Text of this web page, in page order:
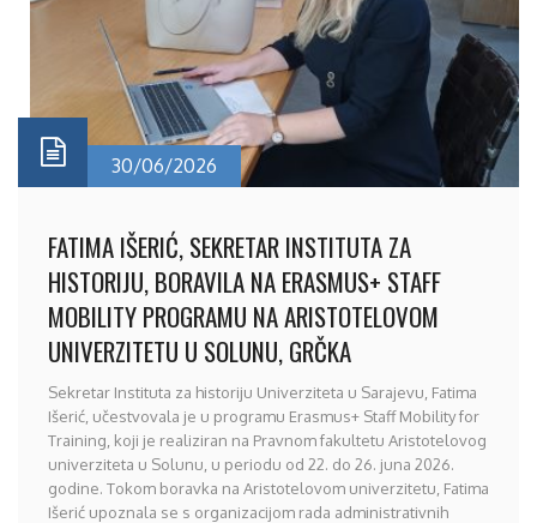
30/06/2026
FATIMA IŠERIĆ, SEKRETAR INSTITUTA ZA
HISTORIJU, BORAVILA NA ERASMUS+ STAFF
MOBILITY PROGRAMU NA ARISTOTELOVOM
UNIVERZITETU U SOLUNU, GRČKA
Sekretar Instituta za historiju Univerziteta u Sarajevu, Fatima
Išerić, učestvovala je u programu Erasmus+ Staff Mobility for
Training, koji je realiziran na Pravnom fakultetu Aristotelovog
univerziteta u Solunu, u periodu od 22. do 26. juna 2026.
godine. Tokom boravka na Aristotelovom univerzitetu, Fatima
Išerić upoznala se s organizacijom rada administrativnih